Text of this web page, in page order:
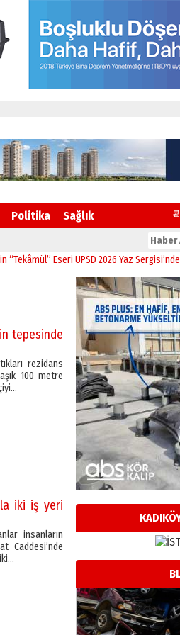
Politika Sağlık
Eseri UPSD 2026 Yaz Sergisi’nde
tepesinde
rezidans
100 metre
iki iş yeri
insanların
Caddesi’nde